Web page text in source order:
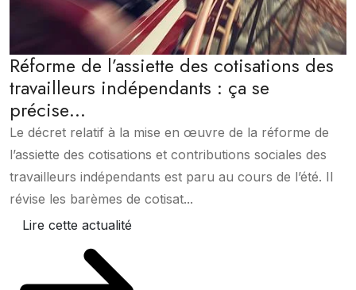
Réforme de l’assiette des cotisations des
travailleurs indépendants : ça se
précise…
Le décret relatif à la mise en œuvre de la réforme de
l’assiette des cotisations et contributions sociales des
travailleurs indépendants est paru au cours de l’été. Il
révise les barèmes de cotisat...
Lire cette actualité